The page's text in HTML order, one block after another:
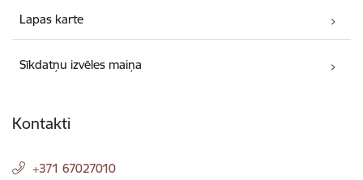
Lapas karte
Sīkdatņu izvēles maiņa
Kontakti
+371 67027010